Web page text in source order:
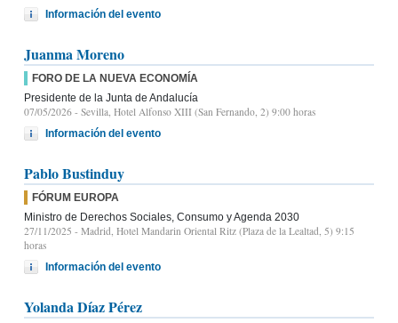
Información del evento
Juanma Moreno
FORO DE LA NUEVA ECONOMÍA
Presidente de la Junta de Andalucía
07/05/2026 - Sevilla, Hotel Alfonso XIII (San Fernando, 2) 9:00 horas
Información del evento
Pablo Bustinduy
FÓRUM EUROPA
Ministro de Derechos Sociales, Consumo y Agenda 2030
27/11/2025 - Madrid, Hotel Mandarin Oriental Ritz (Plaza de la Lealtad, 5) 9:15
horas
Información del evento
Yolanda Díaz Pérez